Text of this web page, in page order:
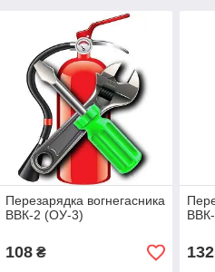
Перезарядка вогнегасника
ВВК-2 (ОУ-3)
108₴ 132